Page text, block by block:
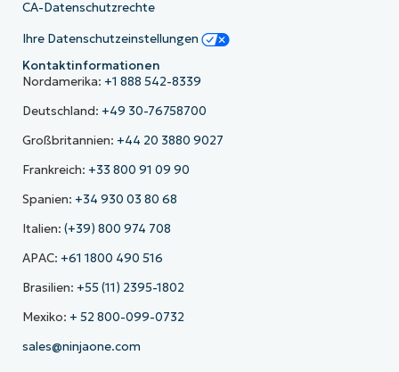
CA-Datenschutzrechte
Ihre Datenschutzeinstellungen
Kontaktinformationen
Nordamerika: +1 888 542-8339
Deutschland: +49 30-76758700
Großbritannien: +44 20 3880 9027
Frankreich: +33 800 91 09 90
Spanien: +34 930 03 80 68
Italien: (+39) 800 974 708
APAC: +61 1800 490 516
Brasilien: +55 (11) 2395-1802
Mexiko: + 52 800-099-0732
sales@ninjaone.com